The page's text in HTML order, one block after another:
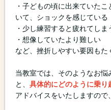
・子どもの頃に出来ていた
いて、ショックを感じている
・少し練習すると疲れてしま
・想像していたより難しい
など、挫折しやすい要因もた
当教室では、そのようなお悩
と、 具体的にどのように乗り
アドバイスをいたしますので